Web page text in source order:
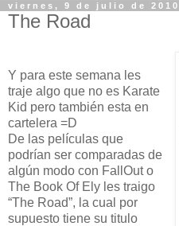
viernes, 9 de julio de 2010
The Road
Y para este semana les
traje algo que no es Karate
Kid pero también esta en
cartelera =D
De las películas que
podrían ser comparadas de
algún modo con FallOut o
The Book Of Ely les traigo
“The Road”, la cual por
supuesto tiene su titulo